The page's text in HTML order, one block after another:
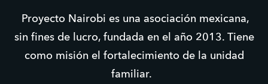
Proyecto Nairobi es una asociación mexicana,
sin fines de lucro, fundada en el año 2013. Tiene
como misión el fortalecimiento de la unidad
familiar.